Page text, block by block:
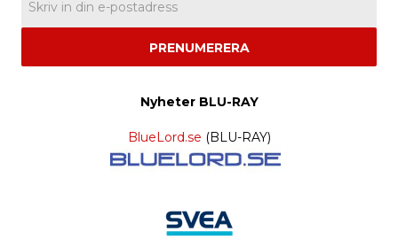
PRENUMERERA
Nyheter BLU-RAY
BlueLord.se (BLU-RAY)